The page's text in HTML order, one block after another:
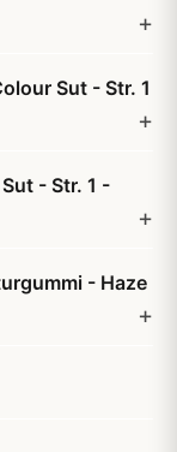
Sut - Str. 1
- Str. 1 -
- Haze